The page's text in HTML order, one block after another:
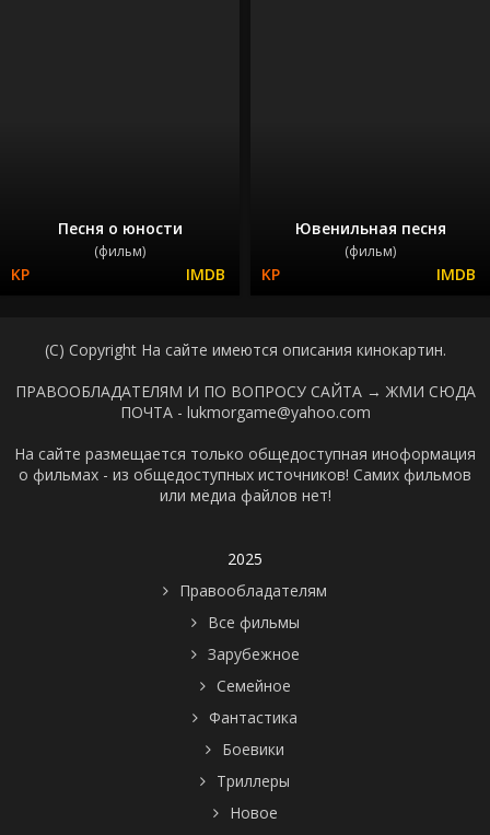
Песня о юности
(фильм)
Ювенильная песня
(фильм)
(C) Copyright На сайте имеются описания кинокартин.
ПРАВООБЛАДАТЕЛЯМ И ПО ВОПРОСУ САЙТА → ЖМИ СЮДА
ПОЧТА - lukmorgame@yahoo.com
На сайте размещается только общедоступная иноформация
о фильмах - из общедоступных источников! Самих фильмов
или медиа файлов нет!
2025
Правообладателям
Все фильмы
Зарубежное
Семейное
Фантастика
Боевики
Триллеры
Новое